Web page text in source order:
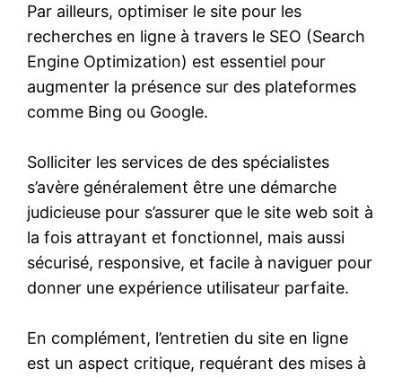
Par ailleurs, optimiser le site pour les
recherches en ligne à travers le SEO (Search
Engine Optimization) est essentiel pour
augmenter la présence sur des plateformes
comme Bing ou Google.
Solliciter les services de des spécialistes
s’avère généralement être une démarche
judicieuse pour s’assurer que le site web soit à
la fois attrayant et fonctionnel, mais aussi
sécurisé, responsive, et facile à naviguer pour
donner une expérience utilisateur parfaite.
En complément, l’entretien du site en ligne
est un aspect critique, requérant des mises à